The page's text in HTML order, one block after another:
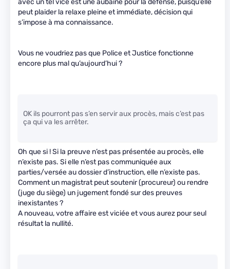
avec un tel vice est une aubaine pour la défense, puisqu’elle
peut plaider la relaxe pleine et immédiate, décision qui
s’impose à ma connaissance.
Vous ne voudriez pas que Police et Justice fonctionne
encore plus mal qu’aujourd’hui ?
OK ils pourront pas s’en servir aux procès, mais c’est pas
ça qui va les arrêter.
Oh que si ! Si la preuve n’est pas présentée au procès, elle
n’existe pas. Si elle n’est pas communiquée aux
parties/versée au dossier d’instruction, elle n’existe pas.
Comment un magistrat peut soutenir (procureur) ou rendre
(juge du siège) un jugement fondé sur des preuves
inexistantes ?
A nouveau, votre affaire est viciée et vous aurez pour seul
résultat la nullité.